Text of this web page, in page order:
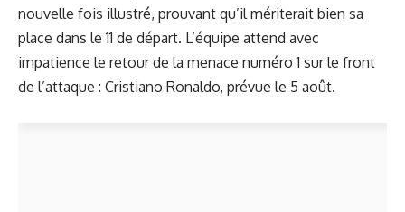
nouvelle fois illustré, prouvant qu’il mériterait bien sa
place dans le 11 de départ. L’équipe attend avec
impatience le retour de la menace numéro 1 sur le front
de l’attaque : Cristiano Ronaldo, prévue le 5 août.